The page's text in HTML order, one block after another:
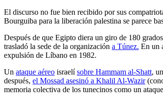
El discurso no fue bien recibido por sus
Bourguiba para la liberación palestina se parece
Después de que Egipto diera un giro de 180
trasladó la sede de la organización a Túnez. En un
expulsión de Líbano en 1982.
Un ataque aéreo israelísobre Hammam al-Shatt,
después, el Mossad asesinó a Khalil Al-Wazir
memoria colectiva de los tunecinos como un